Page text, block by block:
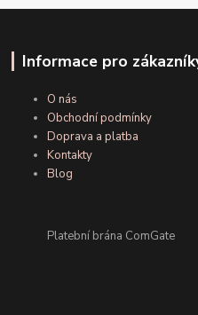
Informace pro
O nás
Obchodní podmínky
Doprava a platba
Kontakty
Blog
Platební brána ComGate